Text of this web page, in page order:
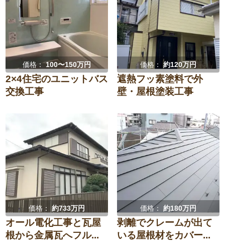
価格：100〜150万円
2×4住宅のユニットバス
交換工事
価格： 約120万円
遮熱フッ素塗料で外
壁・屋根塗装工事
価格：約733万円
オール電化工事と瓦屋
根から金属瓦へフル...
価格： 約180万円
剥離でクレームが出て
いる屋根材をカバー...